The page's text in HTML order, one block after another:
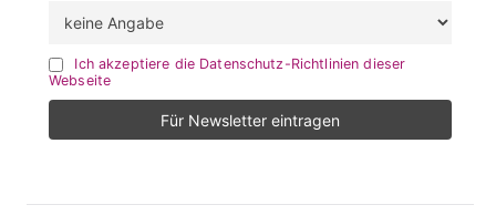
Ich akzeptiere die Datenschutz-Richtlinien dieser
Webseite